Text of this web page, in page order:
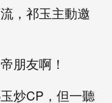
，祁玉主動邀
朋友啊！
炒CP，但一聽